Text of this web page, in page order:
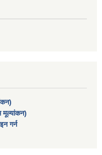
मूल्यांकन)
गर्न